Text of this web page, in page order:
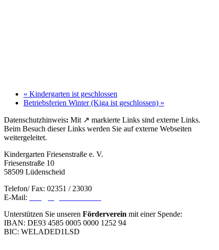
« Kindergarten ist geschlossen
Betriebsferien Winter (Kiga ist geschlossen) »
Datenschutzhinweis: Mit ↗ markierte Links sind externe Links.
Beim Besuch dieser Links werden Sie auf externe Webseiten
weitergeleitet.
Kindergarten Friesenstraße e. V.
Friesenstraße 10
58509 Lüdenscheid
Telefon/ Fax: 02351 / 23030
E-Mail:
Unterstützen Sie unseren Förderverein mit einer Spende:
IBAN: DE93 4585 0005 0000 1252 94
BIC: WELADED1LSD